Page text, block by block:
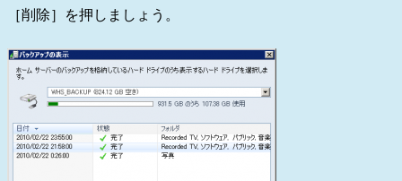
［削除］を押しましょう。